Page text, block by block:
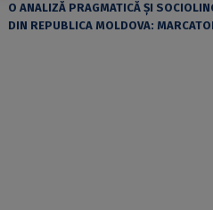
O ANALIZĂ PRAGMATICĂ ȘI
DIN REPUBLICA MOLDOVA: